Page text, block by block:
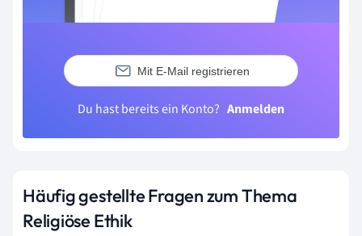
Mit E-Mail registrieren
Du hast bereits ein Konto? Anmelden
Häufig gestellte Fragen zum Thema
Religiöse Ethik